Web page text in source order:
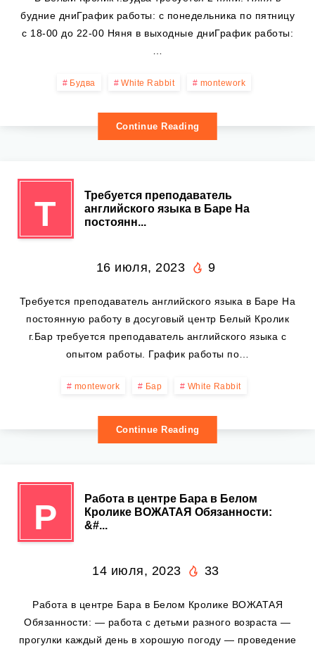
будние дниГрафик работы: с понедельника по пятницу
с 18-00 до 22-00 Няня в выходные дниГрафик работы:
Будва White Rabbit montework
Continue Reading
Т
Требуется преподаватель
английского языка в Баре На
постоянн...
16 июля, 2023 9
Требуется преподаватель английского языка в Баре На
постоянную работу в досуговый центр Белый Кролик
г.Бар требуется преподаватель английского языка с
опытом работы. График работы по…
montework Бар White Rabbit
Continue Reading
Р
Работа в центре Бара в Белом
Кролике ВОЖАТАЯ Обязанности:
&#...
14 июля, 2023 33
Работа в центре Бара в Белом Кролике ВОЖАТАЯ
Обязанности: — работа с детьми разного возраста —
прогулки каждый день в хорошую погоду — проведение